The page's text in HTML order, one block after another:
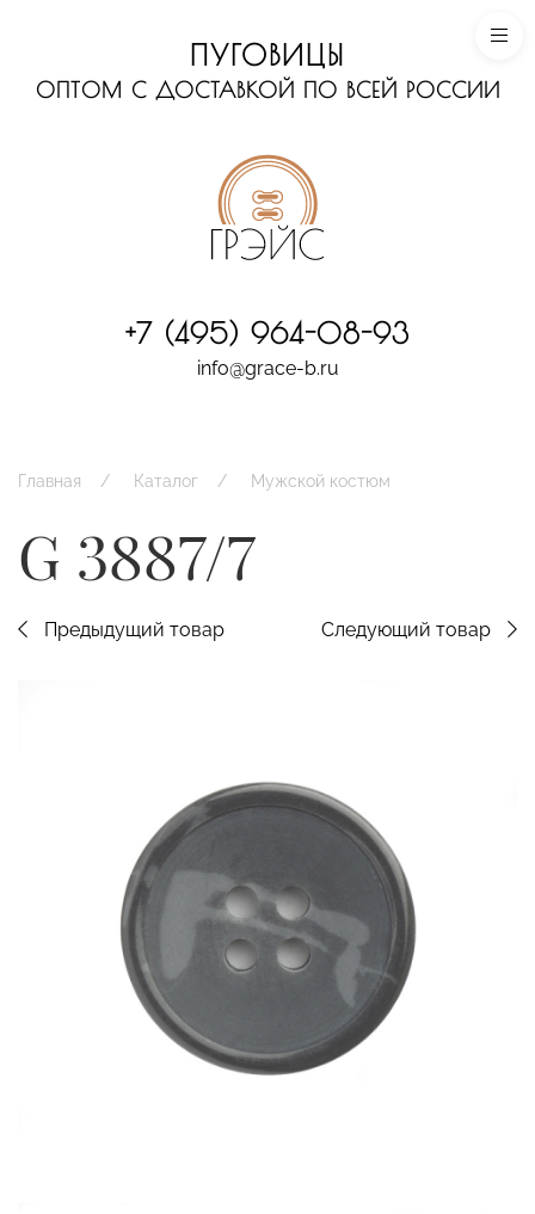
ПУГОВИЦЫ
ОПТОМ С ДОСТАВКОЙ ПО ВСЕЙ РОССИИ
+7 (495) 964-08-93
info@grace-b.ru
Главная Каталог Мужской костюм
G 3887/7
Предыдущий товар Следующий товар